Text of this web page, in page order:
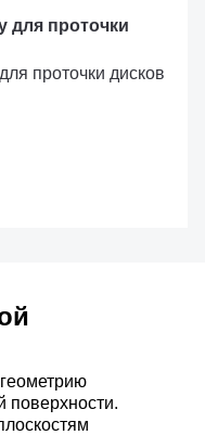
для проточки
проточки дисков
поверхности.